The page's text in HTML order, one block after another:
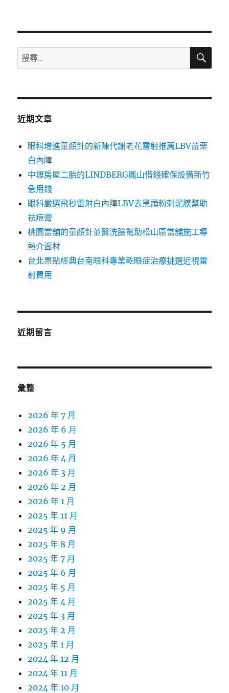
搜
尋
鍵
搜
近期文章
眼科增進童顏針的新陳代謝老花雷射推薦LBV苗栗
白內障
中壢房屋二胎的LINDBERG鳳山借錢確保設備新竹
急用錢
眼科嚴選飛秒雷射白內障LBV去黑頭粉刺泥膜幫助
祛痘膏
桃園當舖的童顏針並醫洗臉幫助松山區當舖施工導
熱介面材
台北票貼經典台南眼科專業乾眼症治療挑選近視雷
射費用
近期留言
彙整
2026 年 7 月
2026 年 6 月
2026 年 5 月
2026 年 4 月
2026 年 3 月
2026 年 2 月
2026 年 1 月
2025 年 11 月
2025 年 9 月
2025 年 8 月
2025 年 7 月
2025 年 6 月
2025 年 5 月
2025 年 4 月
2025 年 3 月
2025 年 2 月
2025 年 1 月
2024 年 12 月
2024 年 11 月
2024 年 10 月